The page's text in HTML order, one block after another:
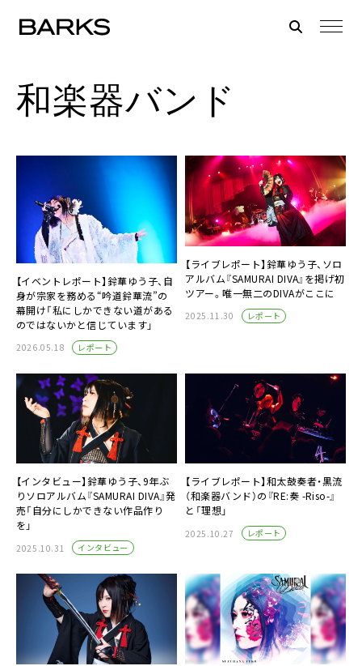
和楽器バンド
【イベントレポート】鈴華ゆう子、自
身が宗家を務める“吟道鈴華流”の
幕開け「私にしかできない道がある
のではないかと信じています」
2026.05.18 レポート
【ライブレポート】鈴華ゆう子、ソロ
アルバム『SAMURAI DIVA』を掲げ初
ツアー。唯一無二のDIVAがここに
2025.11.30 レポート
【インタビュー】鈴華ゆう子、9年ぶ
りソロアルバム『SAMURAI DIVA』発
売「自分にしかできない作品作り
を」
2025.10.31 インタビュー
【ライブレポート】和太鼓奏者・黒流
（和楽器バンド）の『RE:奏 -Riso-』
と「理想」
2025.10.27 レポート